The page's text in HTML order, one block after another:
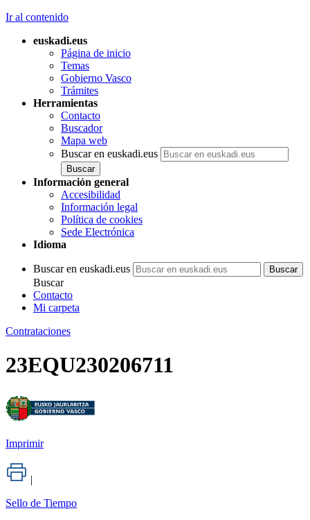
Ir al contenido
euskadi.eus
Página de inicio
Temas
Gobierno Vasco
Trámites
Herramientas
Contacto
Buscador
Mapa web
Buscar en euskadi.eus
Información general
Accesibilidad
Información legal
Política de cookies
Sede Electrónica
Idioma
Buscar en euskadi.eus
Buscar
Contacto
Mi carpeta
Contrataciones
23EQU230206711
Imprimir
|
Sello de Tiempo